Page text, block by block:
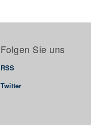
Folgen Sie uns
RSS
Twitter